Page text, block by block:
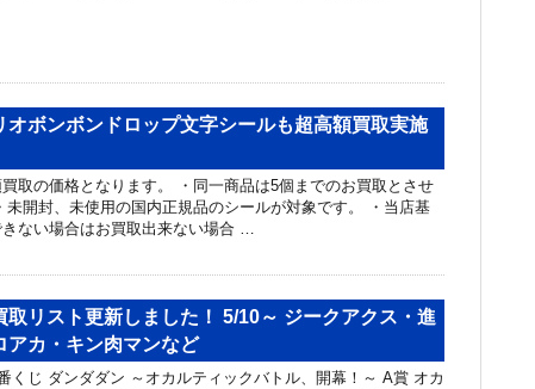
オボンボンドロップ文字シールも超高額買取実施
取の価格となります。 ・同一商品は5個までのお買取とさせ
未開封、未使用の国内正規品のシールが対象です。 ・当店基
ない場合はお買取出来ない場合 …
取リスト更新しました！ 5/10～ ジークアクス・進
アカ・キン肉マンなど
くじ ダンダダン ～オカルティックバトル、開幕！～ A賞 オカ